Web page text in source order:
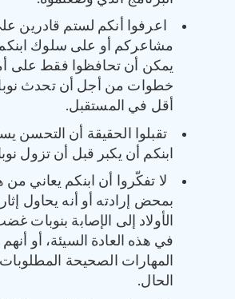
اعرفوا أنكم لستم قادرين
مشاعركم أو على سلوك
يمكن أن تحافظوا فقط على
خطوات من أجل أن تحدث
أقل في المستقبل.
تقبلوا الحقيقة أن التحسن
ابنكم أن يكبر قبل أن تزول
لا تفكّروا أن ابنكم يعاني من
بمحض إرادته أو أنه يحاول
الأولاد إلى الإصابة بنوبات
في هذه العادة السيئة، أو
المهارات الصحيحة
الحال.